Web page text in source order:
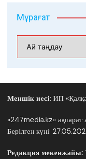
Мұрағат
Меншік иесі: ИП
«247media.kz»
Берілген күні:
Редакция мекенжайы: